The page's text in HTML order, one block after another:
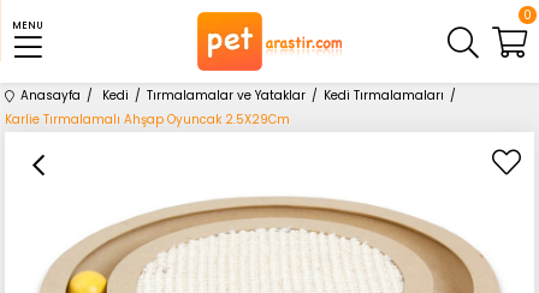
MENU
0
Anasayfa Kedi Tırmalamalar ve Yataklar
Kedi Tırmalamaları
Karlie Tırmalamalı Ahşap Oyuncak 2.5X29Cm